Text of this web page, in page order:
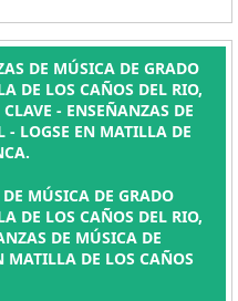
DE MÚSICA DE GRADO
DE LOS CAÑOS DEL RIO,
- ENSEÑANZAS DE
- LOGSE EN MATILLA DE
MÚSICA DE GRADO
DE LOS CAÑOS DEL RIO,
DE MÚSICA DE
MATILLA DE LOS CAÑOS